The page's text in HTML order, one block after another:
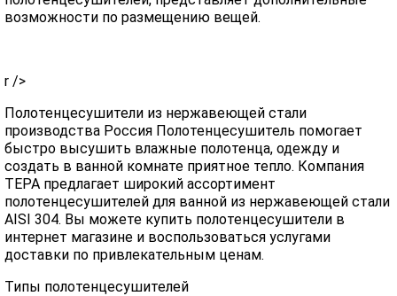
возможности по размещению вещей.
r />
Полотенцесушители из нержавеющей стали
производства Россия Полотенцесушитель помогает
быстро высушить влажные полотенца, одежду и
создать в ванной комнате приятное тепло. Компания
ТЕРА предлагает широкий ассортимент
полотенцесушителей для ванной из нержавеющей стали
AISI 304. Вы можете купить полотенцесушители в
интернет магазине и воспользоваться услугами
доставки по привлекательным ценам.
Типы полотенцесушителей